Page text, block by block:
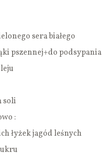
sera białego
pszennej+do podsypania
soli
:
łyżek jagód leśnych